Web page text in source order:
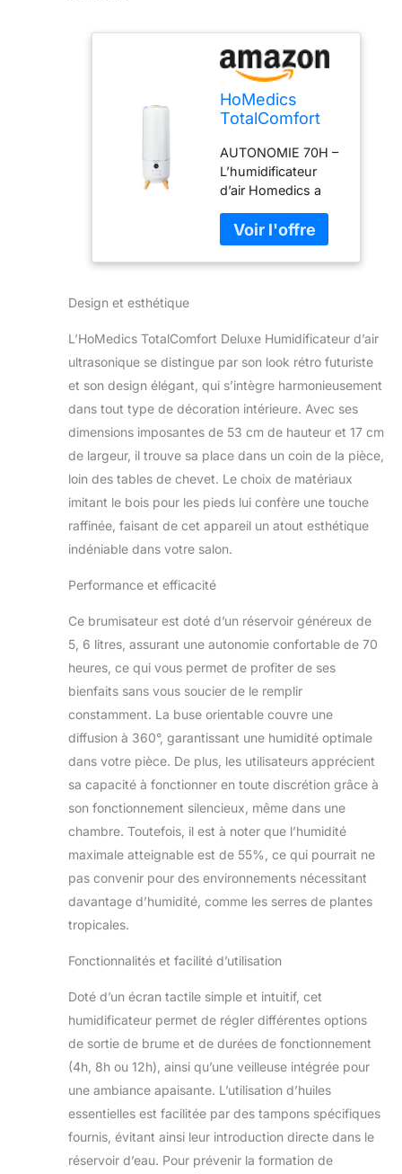
HoMedics
TotalComfort
Humidificateur
d’air
ultrasonique –
Brume froide
visible –
Remplissage
par le haut 5.6L
familiales et
chambres –
Huile
essentielle
AUTONOMIE 70H –
L’humidificateur
d’air Homedics a
70h et s’éteint
automatiquement
quand son réservoir
360° - Hygrostat
35-55 RH
multidirectionnel à 3
intensités réglable
programmable.
Pour les pièces
jusqu’à 426
ft2/39.5 m2, parfait
DIGITAL – Ecran
digital simple et
facile à lire avec
essentielles
RESERVOIR
HYGIENIQUE –
Tank pour protéger
le réservoir des
moisissures et du
mildiou.
dessus. INCLUT – 1
cartouche de
déminéralisation,
plateau à huiles
essentielles avec 3
Design et esthétique
L’HoMedics TotalComfort Deluxe Humidificateur d’air
ultrasonique se distingue par son look rétro futuriste
et son design élégant, qui s’intègre harmonieusement
dans tout type de décoration intérieure. Avec ses
dimensions imposantes de 53 cm de hauteur et 17 cm
de largeur, il trouve sa place dans un coin de la pièce,
loin des tables de chevet. Le choix de matériaux
imitant le bois pour les pieds lui confère une touche
raffinée, faisant de cet appareil un atout esthétique
indéniable dans votre salon.
Performance et efficacité
Ce brumisateur est doté d’un réservoir généreux de
5, 6 litres, assurant une autonomie confortable de 70
heures, ce qui vous permet de profiter de ses
bienfaits sans vous soucier de le remplir
constamment. La buse orientable couvre une
diffusion à 360°, garantissant une humidité optimale
dans votre pièce. De plus, les utilisateurs apprécient
sa capacité à fonctionner en toute discrétion grâce à
son fonctionnement silencieux, même dans une
chambre. Toutefois, il est à noter que l’humidité
maximale atteignable est de 55%, ce qui pourrait ne
pas convenir pour des environnements nécessitant
davantage d’humidité, comme les serres de plantes
tropicales.
Fonctionnalités et facilité d’utilisation
Doté d’un écran tactile simple et intuitif, cet
humidificateur permet de régler différentes options
de sortie de brume et de durées de fonctionnement
(4h, 8h ou 12h), ainsi qu’une veilleuse intégrée pour
une ambiance apaisante. L’utilisation d’huiles
essentielles est facilitée par des tampons spécifiques
fournis, évitant ainsi leur introduction directe dans le
réservoir d’eau. Pour prévenir la formation de